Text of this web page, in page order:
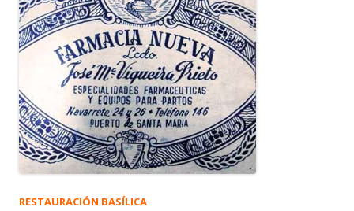
RESTAURACIÓN BASÍLICA